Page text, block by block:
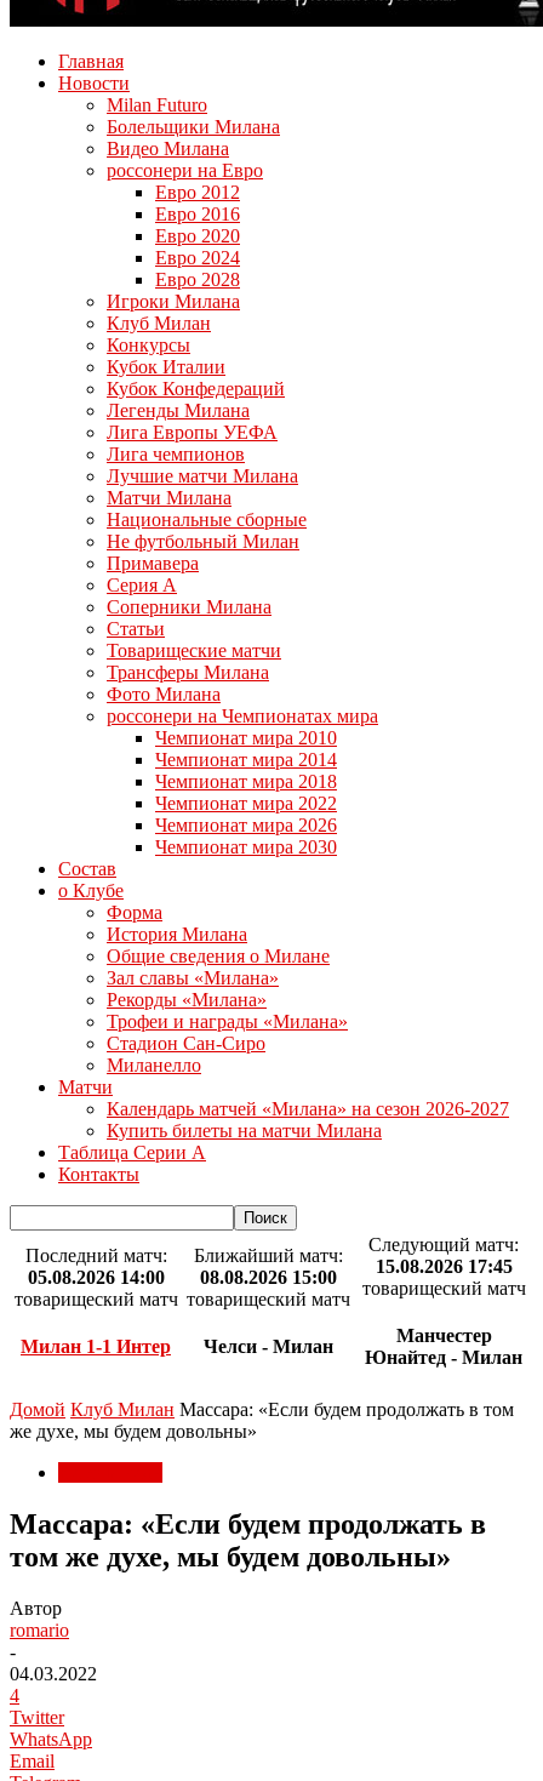
Главная
Новости
Milan Futuro
Болельщики Милана
Видео Милана
россонери на Евро
Евро 2012
Евро 2016
Евро 2020
Евро 2024
Евро 2028
Игроки Милана
Клуб Милан
Конкурсы
Кубок Италии
Кубок Конфедераций
Легенды Милана
Лига Европы УЕФА
Лига чемпионов
Лучшие матчи Милана
Матчи Милана
Национальные сборные
Не футбольный Милан
Примавера
Серия А
Соперники Милана
Статьи
Товарищеские матчи
Трансферы Милана
Фото Милана
россонери на Чемпионатах мира
Чемпионат мира 2010
Чемпионат мира 2014
Чемпионат мира 2018
Чемпионат мира 2022
Чемпионат мира 2026
Чемпионат мира 2030
Состав
о Клубе
Форма
История Милана
Общие сведения о Милане
Зал славы «Милана»
Рекорды «Милана»
Трофеи и награды «Милана»
Стадион Сан-Сиро
Миланелло
Матчи
Календарь матчей «Милана» на сезон 2026-2027
Купить билеты на матчи Милана
Таблица Серии А
Контакты
Последний матч:
05.08.2026 14:00
товарищеский матч
Милан 1-1 Интер
Ближайший матч:
08.08.2026 15:00
товарищеский матч
Челси - Милан
Следующий матч:
15.08.2026 17:45
товарищеский матч
Манчестер
Юнайтед - Милан
Домой Клуб Милан Массара: «Если будем продолжать в том
же духе, мы будем довольны»
Массара: «Если будем продолжать в
том же духе, мы будем довольны»
Автор
romario
-
04.03.2022
4
Twitter
WhatsApp
Email